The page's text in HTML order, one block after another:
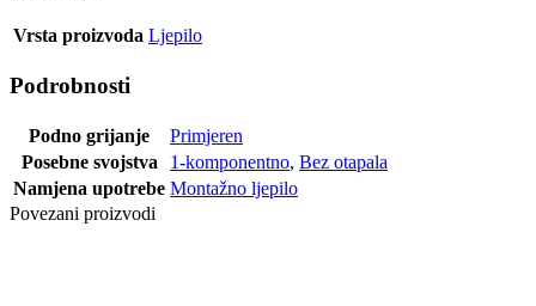
Vrsta proizvoda Ljepilo
Podrobnosti
Podno grijanje
Primjeren
Posebne svojstva
1-komponentno, Bez otapala
Namjena upotrebe Montažno ljepilo
Povezani proizvodi